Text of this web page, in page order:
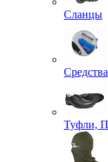
Сланцы
Туфли,